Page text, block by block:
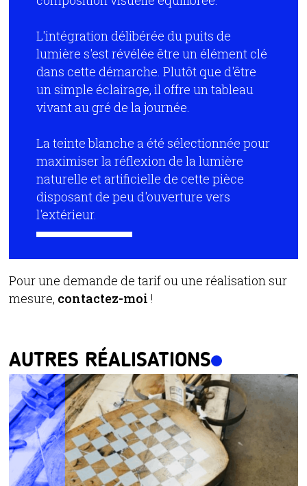
L'intégration délibérée du puits de
lumière s'est révélée être un élément clé
dans cette démarche. Plutôt que d'être
un simple éclairage, il offre un tableau
vivant au gré de la journée.
La teinte blanche a été sélectionnée pour
maximiser la réflexion de la lumière
naturelle et artificielle de cette pièce
disposant de peu d'ouverture vers
l'extérieur.
Pour une demande de tarif ou une réalisation sur
mesure, contactez-moi !
AUTRES RÉALISATIONS